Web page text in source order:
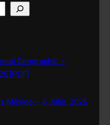
Geographic –
[PDF]
México – 6 Julio, 2026